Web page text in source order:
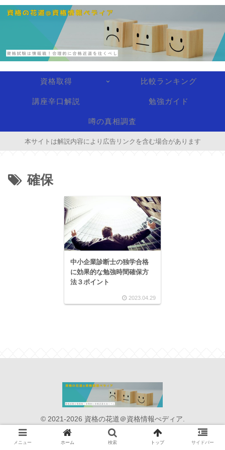
資格取得 比較ランキング
講座辛口解説 勉強ガイド
噂の真相調査
本サイトは解説内容により広告リンクを含む場合があります
確保
中小企業診断士の独学合格
に効果的な勉強時間確保方
法３ポイント
2023.04.29
© 2021-2026 資格の花道＠資格情報ぺディア.
メニュー ホーム 検索 トップ サイドバー